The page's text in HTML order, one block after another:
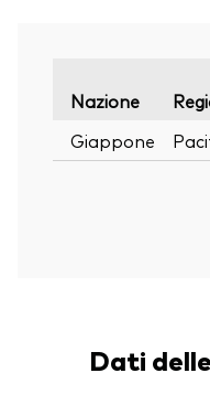
Nazione
Giappone
Dati